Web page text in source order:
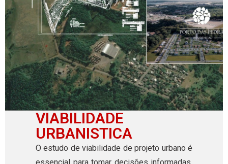
VIABILIDADE
URBANISTICA
O estudo de viabilidade de projeto urbano é